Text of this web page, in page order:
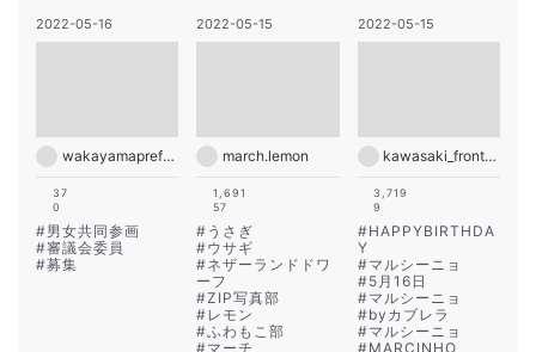
2022-05-16
wakayamapref_pr
37
0
#男女共同参画
#審議会委員
#募集
2022-05-15
march.lemon
1,691
57
# うさぎ
#ウサギ
#ネザーランドドワ
ーフ
#ZIP写真部
#レモン
#ふわもこ部
#マーチ
2022-05-15
kawasaki_frontale
3,719
9
#HAPPYBIRTHDA
Y
#マルシーニョ
#5月16日
#マルシーニョ
#byカブレラ
#マルシーニョ
#MARCINHO